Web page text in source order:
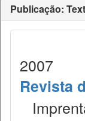
Publicação:
2007
Revista